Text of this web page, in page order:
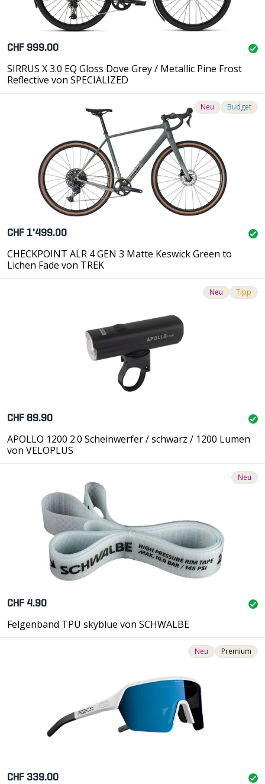
CHF 999.00
SIRRUS X 3.0 EQ Gloss Dove Grey / Metallic Pine Frost
Reflective von SPECIALIZED
Neu Budget
CHF 1'499.00
CHECKPOINT ALR 4 GEN 3 Matte Keswick Green to
Lichen Fade von TREK
Neu Tipp
CHF 89.90
APOLLO 1200 2.0 Scheinwerfer / schwarz / 1200 Lumen
von VELOPLUS
Neu
CHF 4.90
Felgenband TPU skyblue von SCHWALBE
Neu Premium
CHF 339.00